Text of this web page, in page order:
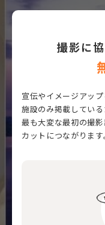
撮影に
宣伝やイメージアッ
施設のみ掲載している
最も大変な最初の撮
カットにつながります。